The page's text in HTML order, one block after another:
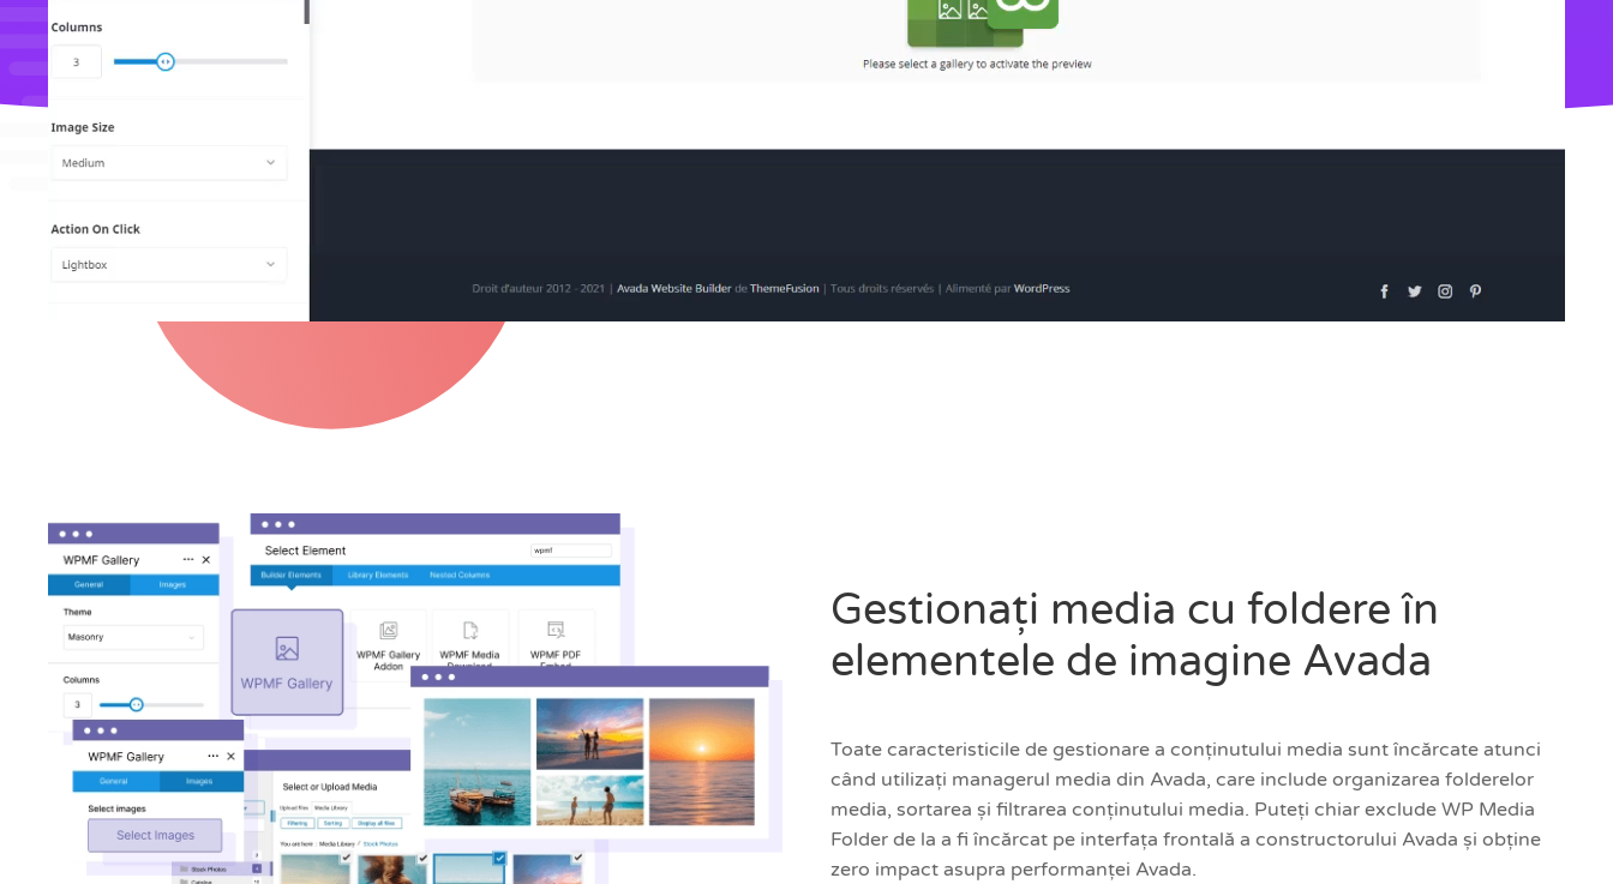
Gestionați media cu foldere în
elementele de imagine Avada
Toate caracteristicile de gestionare a conținutului media sunt încărcate atunci
când utilizați managerul media din Avada, care include organizarea folderelor
media, sortarea și filtrarea conținutului media. Puteți chiar exclude WP Media
Folder de la a fi încărcat pe interfața frontală a constructorului Avada și obține
zero impact asupra performanței Avada.